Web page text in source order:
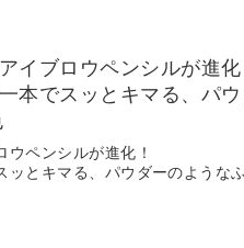
イブロウペンシルが進化
本でスッとキマる、パウ
ウペンシルが進化！
とキマる、パウダーのような